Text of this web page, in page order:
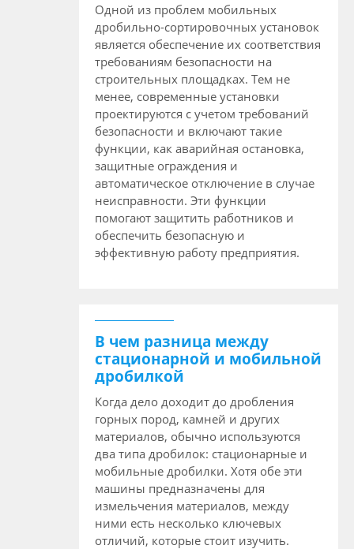
Одной из проблем мобильных
дробильно-сортировочных установок
является обеспечение их соответствия
требованиям безопасности на
строительных площадках. Тем не
менее, современные установки
проектируются с учетом требований
безопасности и включают такие
функции, как аварийная остановка,
защитные ограждения и
автоматическое отключение в случае
неисправности. Эти функции
помогают защитить работников и
обеспечить безопасную и
эффективную работу предприятия.
В чем разница между
стационарной и мобильной
дробилкой
Когда дело доходит до дробления
горных пород, камней и других
материалов, обычно используются
два типа дробилок: стационарные и
мобильные дробилки. Хотя обе эти
машины предназначены для
измельчения материалов, между
ними есть несколько ключевых
отличий, которые стоит изучить.